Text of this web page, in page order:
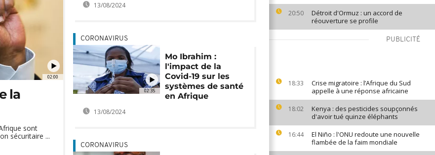
20:50
Détroit d'Ormuz : un accord de
réouverture se profile
PUBLICITÉ
18:33
Crise migratoire : l’Afrique du Sud
appelle à une réponse africaine
18:02
Kenya : des pesticides soupçonnés
d'avoir tué quinze éléphants
16:44
El Niño : l'ONU redoute une nouvelle
flambée de la faim mondiale
02:00
la
sont
sécuritaire ...
13/08/2024
02:35
CORONAVIRUS
Mo Ibrahim :
l'impact de la
Covid-19 sur les
systèmes de santé
en Afrique
13/08/2024
CORONAVIRUS